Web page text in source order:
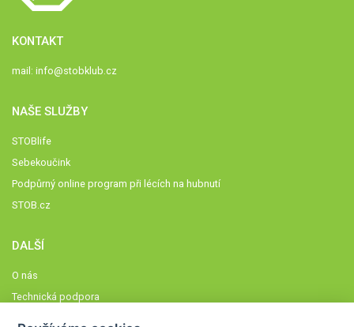
KONTAKT
mail: info@stobklub.cz
NAŠE SLUŽBY
STOBlife
Sebekoučink
Podpůrný online program při lécích na hubnutí
STOB.cz
DALŠÍ
O nás
Technická podpora